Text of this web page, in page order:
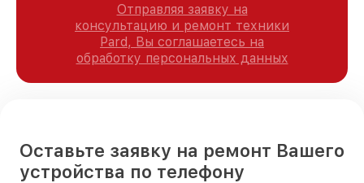
Отправляя заявку на
консультацию и ремонт техники
Pard, Вы соглашаетесь на
обработку персональных данных
Оставьте заявку на ремонт Вашего
устройства по телефону